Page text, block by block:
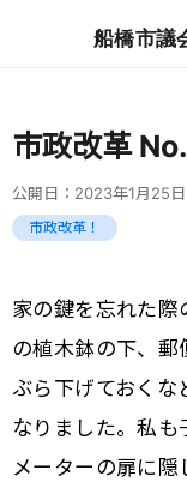
船橋市議
市政改革
公開日： 2023年1月25日
市政改革！
家の鍵を忘れた
の植木鉢の下、
ぶら下げておくな
なりました。私
メーターの扉に